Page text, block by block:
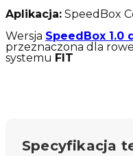
Aplikacja: SpeedBox
Wersja SpeedBox 1.0
przeznaczona dla
systemu FIT
Specyfikacja